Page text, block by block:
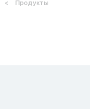
Продукты